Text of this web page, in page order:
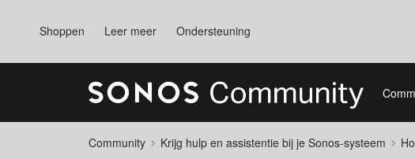
Shoppen Leer meer Ondersteuning
Community Krijg hulp en assistentie bij je Sonos-systeem